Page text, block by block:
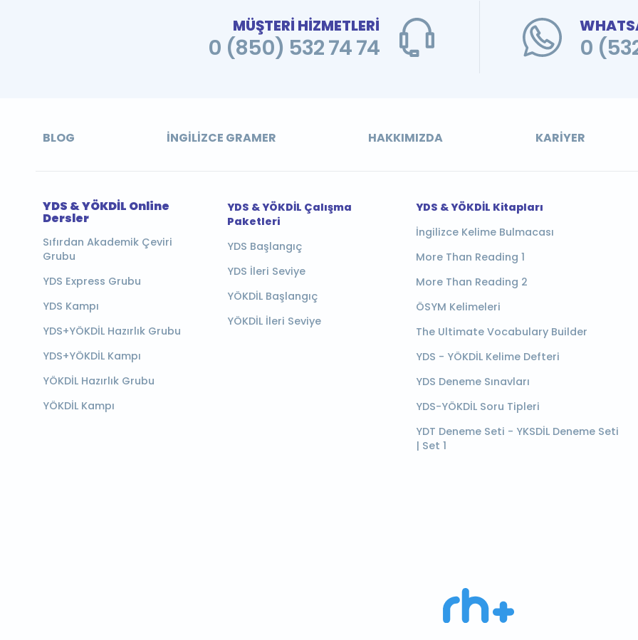
MÜŞTERİ HİZMETLERİ
0 (850) 532 74 74 0
BLOG İNGILIZCE GRAMER HAKKIMIZDA KARIYER
YDS & YÖKDİL Online
Dersler
Sıfırdan Akademik Çeviri
Grubu
YDS Express Grubu
YDS Kampı
YDS+YÖKDİL Hazırlık Grubu
YDS+YÖKDİL Kampı
YÖKDİL Hazırlık Grubu
YÖKDİL Kampı
YDS & YÖKDİL Çalışma
Paketleri
YDS Başlangıç
YDS İleri Seviye
YÖKDİL Başlangıç
YÖKDİL İleri Seviye
YDS & YÖKDİL Kitapları
İngilizce Kelime Bulmacası
More Than Reading 1
More Than Reading 2
ÖSYM Kelimeleri
The Ultimate Vocabulary Builder
YDS - YÖKDİL Kelime Defteri
YDS Deneme Sınavları
YDS-YÖKDİL Soru Tipleri
YDT Deneme Seti - YKSDİL Deneme Seti
| Set 1